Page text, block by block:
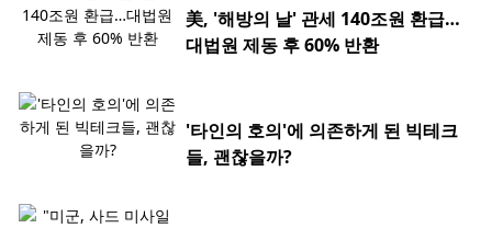
美, '해방의 날' 관세 140조원 환급…
대법원 제동 후 60% 반환
'타인의 호의'에 의존하게 된 빅테크
들, 괜찮을까?